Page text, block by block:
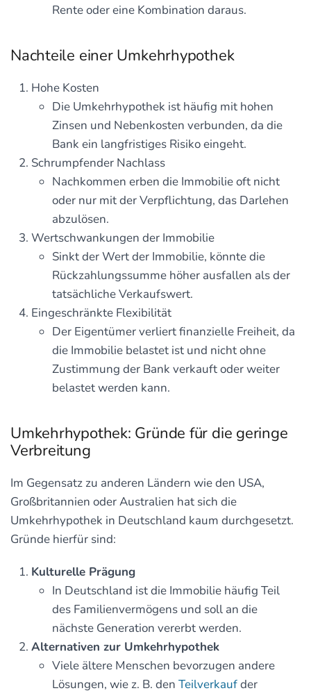
Rente oder eine Kombination daraus.
Nachteile einer Umkehrhypothek
Hohe Kosten
Die Umkehrhypothek ist häufig mit hohen
Zinsen und Nebenkosten verbunden, da die
Bank ein langfristiges Risiko eingeht.
Schrumpfender Nachlass
Nachkommen erben die Immobilie oft nicht
oder nur mit der Verpflichtung, das Darlehen
abzulösen.
Wertschwankungen der Immobilie
Sinkt der Wert der Immobilie, könnte die
Rückzahlungssumme höher ausfallen als der
tatsächliche Verkaufswert.
Eingeschränkte Flexibilität
Der Eigentümer verliert finanzielle Freiheit, da
die Immobilie belastet ist und nicht ohne
Zustimmung der Bank verkauft oder weiter
belastet werden kann.
Umkehrhypothek: Gründe für die geringe
Verbreitung
Im Gegensatz zu anderen Ländern wie den USA,
Großbritannien oder Australien hat sich die
Umkehrhypothek in Deutschland kaum durchgesetzt.
Gründe hierfür sind:
Kulturelle Prägung
In Deutschland ist die Immobilie häufig Teil
des Familienvermögens und soll an die
nächste Generation vererbt werden.
Alternativen zur Umkehrhypothek
Viele ältere Menschen bevorzugen andere
Lösungen, wie z. B. den Teilverkaufder